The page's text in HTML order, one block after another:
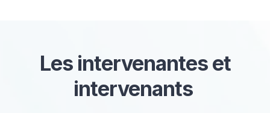
Les intervenantes et
intervenants